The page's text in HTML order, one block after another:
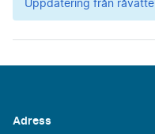
Uppdatering från
Adress